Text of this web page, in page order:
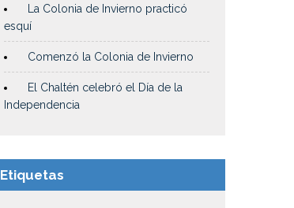
La Colonia de Invierno practicó
esquí
Comenzó la Colonia de Invierno
El Chaltén celebró el Día de la
Independencia
Etiquetas